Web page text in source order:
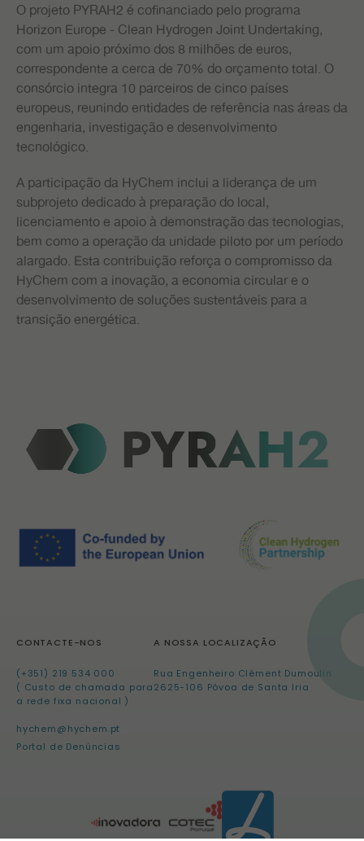
O projeto PYRAH2 é cofinanciado pelo programa
Horizon Europe - Clean Hydrogen Joint Undertaking,
com um apoio próximo dos 8 milhões de euros,
correspondente a cerca de 70% do orçamento total. O
consórcio integra 10 parceiros de cinco países
europeus, reunindo entidades de referência nas áreas da
engenharia, investigação e desenvolvimento
tecnológico.
A participação da HyChem inclui a liderança de um
subprojeto dedicado à preparação do local,
licenciamento e apoio à demonstração das tecnologias,
bem como a operação da unidade piloto por um período
alargado. Esta contribuição reforça o compromisso da
HyChem com a inovação, a economia circular e o
desenvolvimento de soluções sustentáveis para a
transição energética.
CONTACTE-NOS
(+351) 219 534 000
( Custo de chamada para
a rede fixa nacional )
hychem@hychem.pt
Portal de Denúncias
A NOSSA LOCALIZAÇÃO
Rua Engenheiro Clément Dumoulin
2625-106 Póvoa de Santa Iria